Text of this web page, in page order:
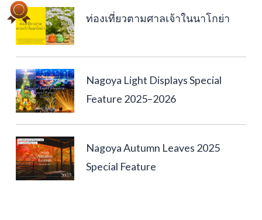
ท่องเที่ยวตามศาลเจ้าในนาโกย่า
Nagoya Light Displays Special
Feature 2025–2026
Nagoya Autumn Leaves 2025
Special Feature